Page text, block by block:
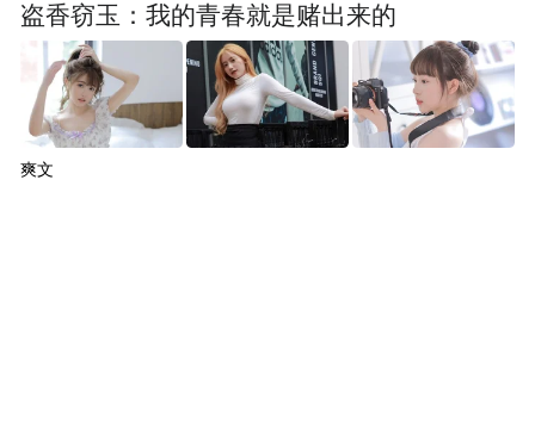
盗香窃玉：我的青春就是赌出来的
爽文